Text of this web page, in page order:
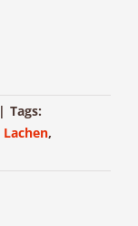
| Tags:
Lachen,